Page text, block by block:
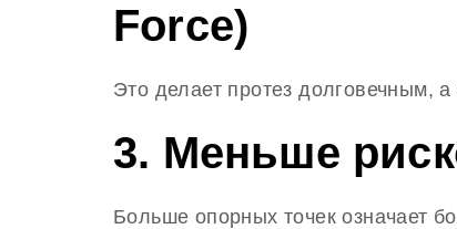
Force)
Это делает протез долговечным,
3. Меньше
Больше опорных точек означает